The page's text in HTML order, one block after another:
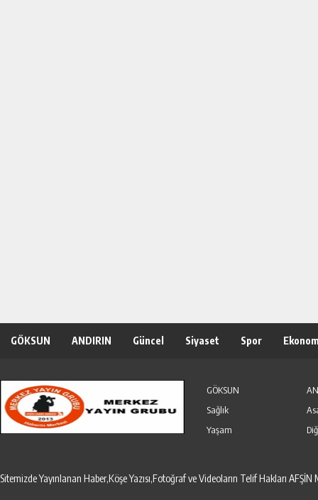
GÖKSUN ANDIRIN Güncel Siyaset Spor
GÖKSUN
Sağlık
Yaşam
Sitemizde Yayınlanan Haber,Köşe Yazısı,Fotoğraf ve Videoların Telif Hakları